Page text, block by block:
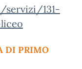
servizi/131-
DI PRIMO